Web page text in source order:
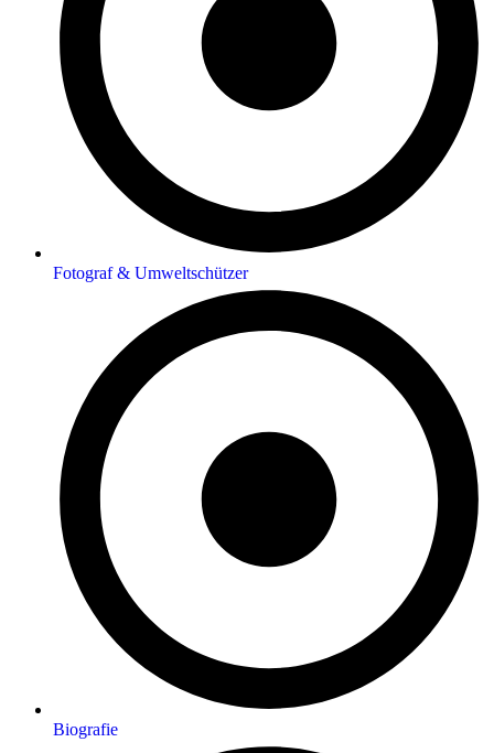
Fotograf & Umweltschützer
Biografie